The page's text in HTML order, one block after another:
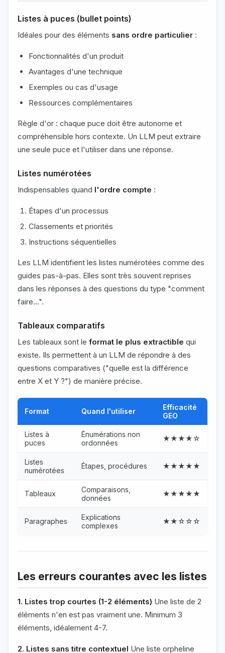
Listes à puces (bullet points)
Idéales pour des éléments sans ordre particulier :
Fonctionnalités d'un produit
Avantages d'une technique
Exemples ou cas d'usage
Ressources complémentaires
Règle d'or : chaque puce doit être autonome et
compréhensible hors contexte. Un LLM peut extraire
une seule puce et l'utiliser dans une réponse.
Listes numérotées
Indispensables quand l'ordre compte :
Étapes d'un processus
Classements et priorités
Instructions séquentielles
Les LLM identifient les listes numérotées comme des
guides pas-à-pas. Elles sont très souvent reprises
dans les réponses à des questions du type "comment
faire...".
Tableaux comparatifs
Les tableaux sont le format le plus extractible qui
existe. Ils permettent à un LLM de répondre à des
questions comparatives ("quelle est la différence
entre X et Y ?") de manière précise.
Format Quand l'utiliser
Efficacité
GEO
Listes à
puces
Énumérations non
ordonnées
★★★★☆
Listes
numérotées
Étapes, procédures ★★★★★
Tableaux
Comparaisons,
données
★★★★★
Paragraphes
Explications
complexes
★★☆☆☆
Les erreurs courantes avec les listes
1. Listes trop courtes (1-2 éléments) Une liste de 2
éléments n'en est pas vraiment une. Minimum 3
éléments, idéalement 4-7.
2. Listes sans titre contextuel Une liste orpheline